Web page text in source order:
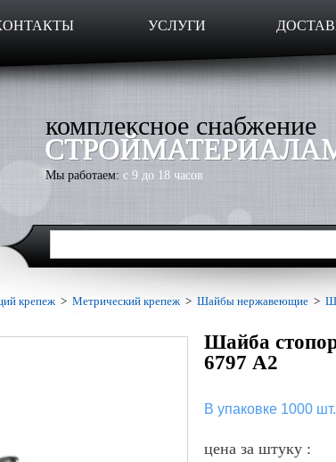
УСЛУГИ
комплексное снабжение
Мы работаем: с 9 до 18 часов
крепеж > Метрический крепеж > Шайбы нержавеющие >
Шайба
6797 А2
В упаковке 1000 шт.
цена за штуку :